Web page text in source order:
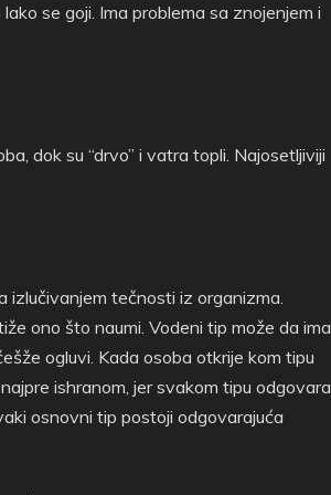
se goji. Ima problema sa znojenjem i
dok su “drvo” i vatra topli. Najosetljiviji
izlučivanjem tečnosti iz organizma.
ono što naumi. Vodeni tip može da ima
ogluvi. Kada osoba otkrije kom tipu
ishranom, jer svakom tipu odgovara
osnovni tip postoji odgovarajuća